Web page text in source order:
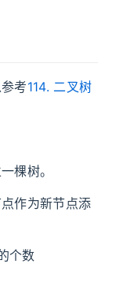
考114. 二叉树
棵树。
作为新节点添
个数